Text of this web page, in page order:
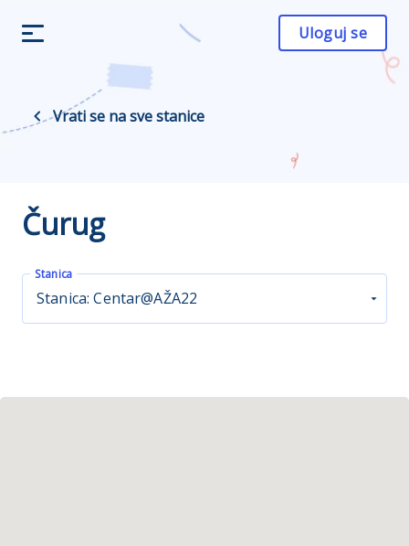
Uloguj se
Vrati se na sve stanice
Čurug
Stanica
Stanica: Centar@AŽA22